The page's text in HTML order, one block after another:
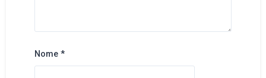
Nome *